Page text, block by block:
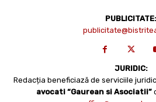
PUBLICITATE:
JURIDIC:
Redacția beneficiază de serviciile
avocati “Gaurean si Asociatii”